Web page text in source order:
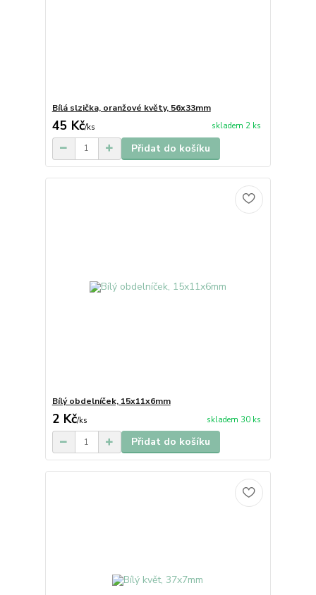
Bílá slzička, oranžové květy, 56x33mm
45 Kč/ks skladem 2 ks
Přidat do košíku
Bílý obdelníček, 15x11x6mm
2 Kč/ks skladem 30 ks
Přidat do košíku